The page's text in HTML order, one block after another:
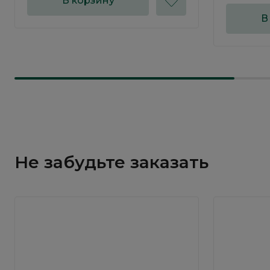
В
Не забудьте заказать